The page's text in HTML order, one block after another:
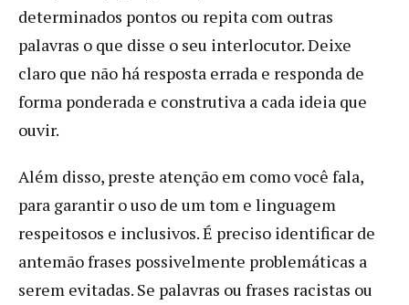
determinados pontos ou repita com outras
palavras o que disse o seu interlocutor. Deixe
claro que não há resposta errada e responda de
forma ponderada e construtiva a cada ideia que
ouvir.
Além disso, preste atenção em como você fala,
para garantir o uso de um tom e linguagem
respeitosos e inclusivos. É preciso identificar de
antemão frases possivelmente problemáticas a
serem evitadas. Se palavras ou frases racistas ou